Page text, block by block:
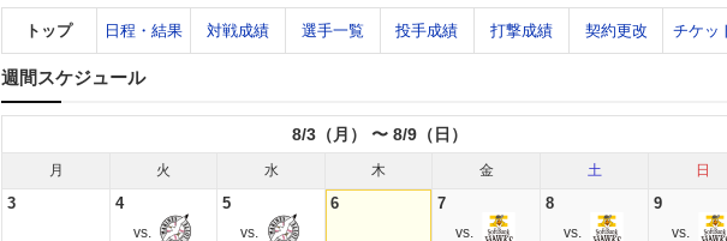
トップ 日程・結果 対戦成績 選手一覧 投手成績 打撃成績 契約更改 チケッ
週間スケジュール
8/3（月） 〜 8/9（日）
月 火 水 木 金 土 日
3 4 5 6 7 8 9